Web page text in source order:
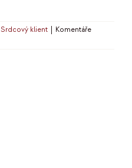
Srdcový klient
Komentáře